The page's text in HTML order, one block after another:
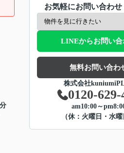
お気軽にお問い合わ
LINEからお問い合
無料お問い合わ
株式会社
0120-629-
am10:00～
（休：火曜日・水曜